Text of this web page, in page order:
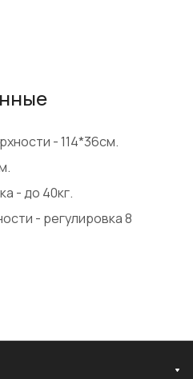
- 114*36см.
- до 40кг.
- регулировка 8